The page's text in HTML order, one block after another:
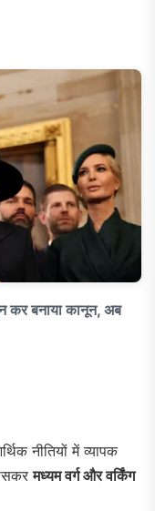
कर बनाया कानून, अब
नीतियों में व्यापक
मध्यम वर्ग और वर्किंग